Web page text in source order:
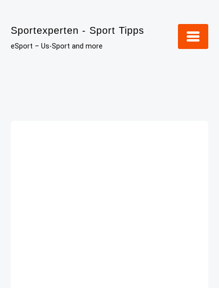
content
Sportexperten - Sport Tipps
eSport – Us-Sport and more